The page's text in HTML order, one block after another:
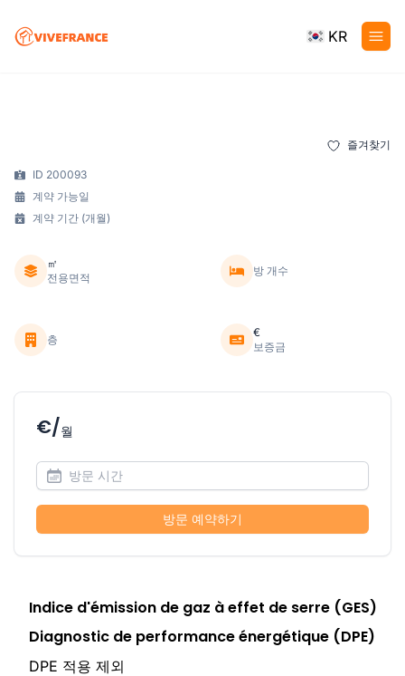
KR
즐겨찾기
ID 200093
계약 가능일
계약 기간 (개월)
㎡
전용면적
방 개수
층
€
보증금
€/월
방문 예약하기
Indice d'émission de gaz à effet de serre (GES)
Diagnostic de performance énergétique (DPE)
DPE 적용 제외